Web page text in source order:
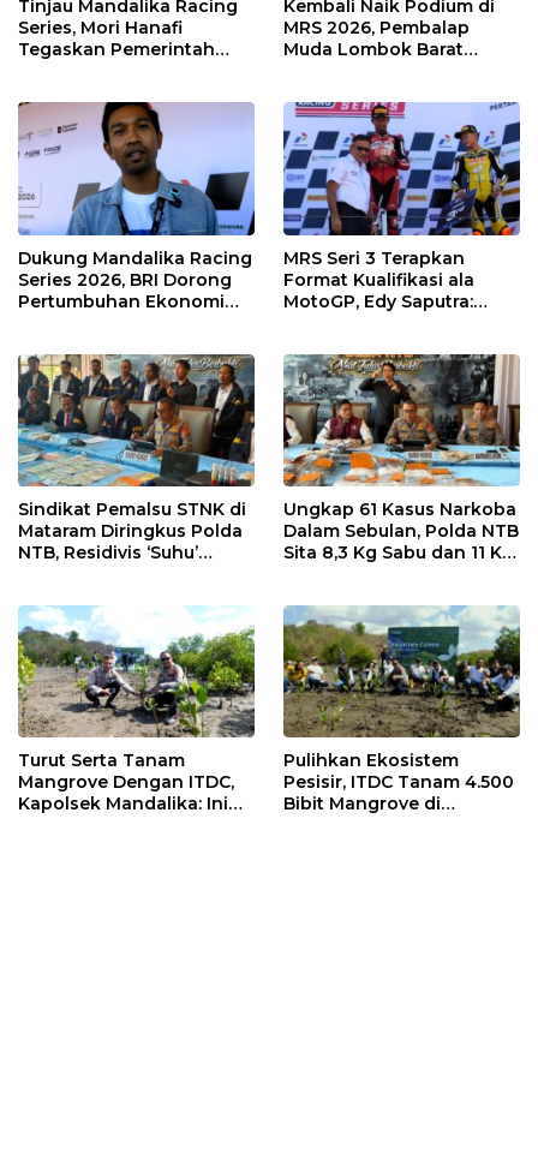
Tinjau Mandalika Racing
Series, Mori Hanafi
Tegaskan Pemerintah
Kembali Naik Podium di
MRS 2026, Pembalap
Muda Lombok Barat
Dukung Mandalika Racing
Series 2026, BRI Dorong
Pertumbuhan Ekonomi
MRS Seri 3 Terapkan
Format Kualifikasi ala
MotoGP, Edy Saputra:
Sindikat Pemalsu STNK di
Mataram Diringkus Polda
NTB, Residivis ‘Suhu’
Ungkap 61 Kasus Narkoba
Dalam Sebulan, Polda NTB
Sita 8,3 Kg Sabu dan 11 Kg
Turut Serta Tanam
Mangrove Dengan ITDC,
Kapolsek Mandalika: Ini
Pulihkan Ekosistem
Pesisir, ITDC Tanam 4.500
Bibit Mangrove di